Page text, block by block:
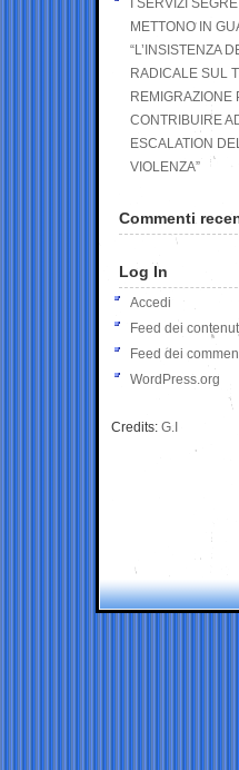
I SERVIZI
METTONO IN
“L’INSISTENZA
RADICALE SUL
REMIGRAZIONE
CONTRIBUIRE
ESCALATION
VIOLENZA”
Commenti
Log In
Accedi
Feed dei
Feed dei
WordPress.org
Credits: G.I